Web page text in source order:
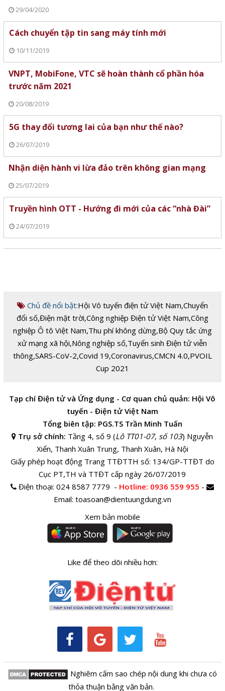
29/04/2020
Cách chuyển tập tin sang máy tính mới
10/11/2019
VNPT, MobiFone, VTC sẽ hoàn thành cổ phần hóa
trước năm 2021
20/08/2019
5G thay đổi tương lai của bạn như thế nào?
26/07/2019
Nhận diện hành vi lừa đảo trên không gian mạng
25/07/2019
Truyền hình OTT - Hướng đi mới của các “nhà Đài”
24/07/2019
Chủ đề nổi bật:Hội Vô tuyến điện tử Việt Nam,Chuyển
đổi số,Điện mặt trời,Công nghiệp Điện tử Việt Nam,Công
nghiệp Ô tô Việt Nam,Thu phí không dừng,Bộ Quy tắc ứng
xử mạng xã hội,Nông nghiệp số,Tuyển sinh Điện tử viễn
thông,SARS-CoV-2,Covid 19,Coronavirus,CMCN 4.0,PVOIL
Cup 2021
Tạp chí Điện tử và Ứng dụng - Cơ quan chủ quản: Hội Vô
tuyến - Điện tử Việt Nam
Tổng biên tập: PGS.TS Trần Minh Tuấn
Trụ sở chính: Tầng 4, số 9 (Lô TT01-07, số 103) Nguyễn
Xiển, Thanh Xuân Trung, Thanh Xuân, Hà Nội
Giấy phép hoạt động Trang TTĐTTH số: 134/GP-TTĐT do
Cục PT,TH và TTĐT cấp ngày 26/07/2019
Điện thoại:024 8587 7779 - Hotline: 0936 559 955 -
Email: toasoan@dientuungdung.vn
Xem bản mobile
Like để theo dõi nhiều hơn:
Nghiêm cấm sao chép nội dung khi chưa có
thỏa thuận bằng văn bản.